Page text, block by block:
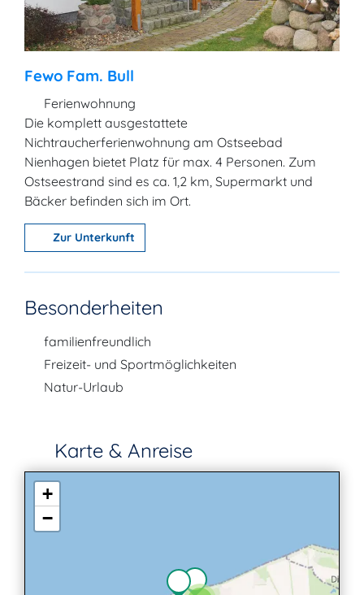
Fewo Fam. Bull
Ferienwohnung
Die komplett ausgestattete
Nichtraucherferienwohnung am Ostseebad
Nienhagen bietet Platz für max. 4 Personen. Zum
Ostseestrand sind es ca. 1,2 km, Supermarkt und
Bäcker befinden sich im Ort.
Zur Unterkunft
Besonderheiten
familienfreundlich
Freizeit- und Sportmöglichkeiten
Natur-Urlaub
Karte & Anreise
+
−